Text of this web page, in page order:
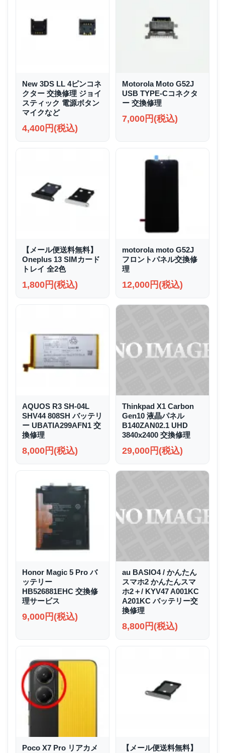
New 3DS LL 4ピンコネ
クター 交換修理 ジョイ
スティック 電源ボタン
マイクなど
4,400円(税込)
Motorola Moto G52J
USB TYPE-Cコネクタ
ー 交換修理
7,000円(税込)
【メール便送料無料】
Oneplus 13 SIMカード
トレイ 全2色
1,800円(税込)
motorola moto G52J
フロントパネル交換修
理
12,000円(税込)
AQUOS R3 SH-04L
SHV44 808SH バッテリ
ー UBATIA299AFN1 交
換修理
8,000円(税込)
Thinkpad X1 Carbon
Gen10 液晶パネル
B140ZAN02.1 UHD
3840x2400 交換修理
29,000円(税込)
Honor Magic 5 Pro バ
ッテリー
HB526881EHC 交換修
理サービス
9,000円(税込)
au BASIO4 / かんたん
スマホ2 かんたんスマ
ホ2＋/ KYV47 A001KC
A201KC バッテリー交
換修理
8,800円(税込)
Poco X7 Pro リアカメ 【メール便送料無料】